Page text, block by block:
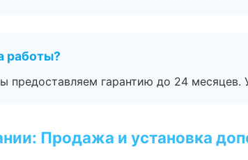
работы?
предоставляем гарантию до 24 месяцев.
Продажа и установка